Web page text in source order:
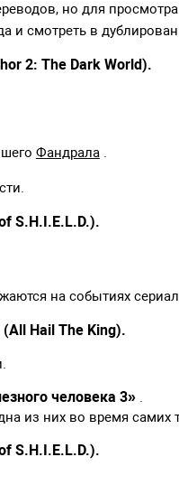
но для
и смотреть в
2: The Dark World).
Фандрала.
S.H.I.E.L.D.).
на событиях
Hail The King).
человека 3» .
из них во время самих
S.H.I.E.L.D.).